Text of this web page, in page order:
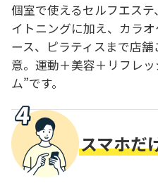
個室で使えるセルフエス
イトニングに加え、カラ
ース、ピラティスまで店
意。運動＋美容＋リフレ
ム”です。
スマホだ